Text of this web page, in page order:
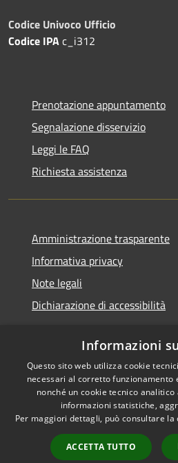
Codice Univoco Ufficio
Codice IPAc_i312
Prenotazione appuntamento
Segnalazione disservizio
Leggi le FAQ
Richiesta assistenza
Amministrazione trasparente
Informativa privacy
Note legali
Dichiarazione di accessibilità
RSS
Accessibilità
Cookie
Mappa del sito
WebMail
Informazioni
Questo sito web utilizza cookie
necessari al corretto funzionamento
nonché un cookie tecnico
informazioni statistiche,
Per maggiori dettagli, può consultare la
ACCETTA TUTTO